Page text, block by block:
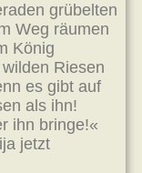
grübelten
Weg räumen
König
Riesen
es gibt auf
als ihn!
ihn bringe!«
jetzt